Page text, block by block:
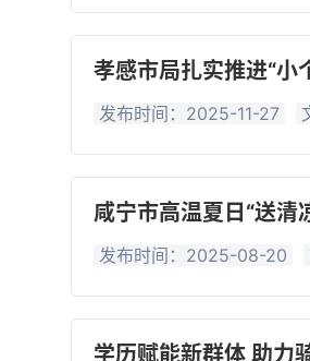
孝感市局扎实推进“小
发布时间：2025-11-27
咸宁市高温夏日“送清
发布时间：2025-08-20
学历赋能新群体 助力